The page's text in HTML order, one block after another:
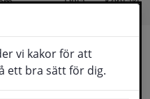
vi kakor för att
ett bra sätt för dig.Lyssna